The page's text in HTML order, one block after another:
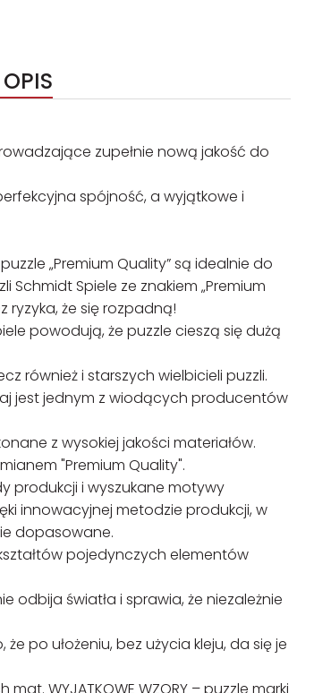
zupełnie nową jakość do
spójność, a wyjątkowe i
„Premium Quality” są idealnie do
Spiele ze znakiem „Premium
ryzyka, że się rozpadną!
powodują, że puzzle cieszą się dużą
również i starszych wielbicieli puzzli.
jest jednym z wiodących producentów
z wysokiej jakości materiałów.
"Premium Quality".
produkcji i wyszukane motywy
innowacyjnej metodzie produkcji, w
dopasowane.
kształtów pojedynczych elementów
odbija światła i sprawia, że niezależnie
po ułożeniu, bez użycia kleju, da się je